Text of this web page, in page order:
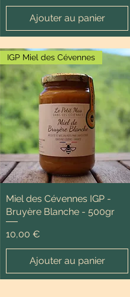
Ajouter au panier
IGP Miel des Cévennes
Miel des Cévennes IGP -
Bruyère Blanche - 500gr
Prix
10,00 €
Ajouter au panier